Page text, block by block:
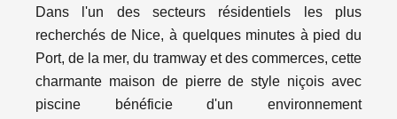
Dans l'un des secteurs résidentiels les plus
recherchés de Nice, à quelques minutes à pied du
Port, de la mer, du tramway et des commerces, cette
charmante maison de pierre de style niçois avec
piscine bénéficie d'un environnement